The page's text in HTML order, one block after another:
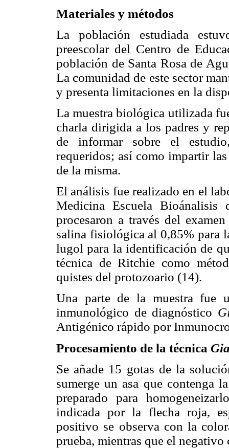
Materiales y métodos
La población estudiada
preescolar del Centro de
población de Santa Rosa de
La comunidad de este sector
y presenta limitaciones en la
La muestra biológica utilizada
charla dirigida a los padres y
de informar sobre el
requeridos; así como impartir
de la misma.
El análisis fue realizado en el
Medicina Escuela
procesaron a través del
salina fisiológica al 0,85% para
lugol para la identificación de
técnica de Ritchie como
quistes del protozoario (14).
Una parte de la muestra fue
inmunológico de diagnóstico
Antigénico rápido por
Procesamiento de la técnica
Se añade 15 gotas de la
sumerge un asa que contenga
preparado para
indicada por la flecha roja,
positivo se observa con la
prueba, mientras que el